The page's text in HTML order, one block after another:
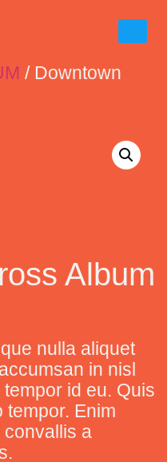
/ Downtown
Album
nulla aliquet
in nisl
id eu. Quis
Enim
a